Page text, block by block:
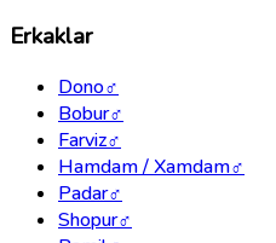
Erkaklar
Dono♂
Bobur♂
Farviz♂
Hamdam / Xamdam♂
Padar♂
Shopur♂